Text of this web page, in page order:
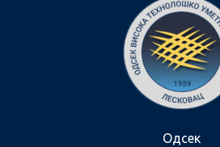
Одсек